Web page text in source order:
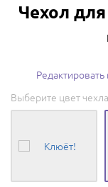
Чехол
Редактировать
Выберите цвет